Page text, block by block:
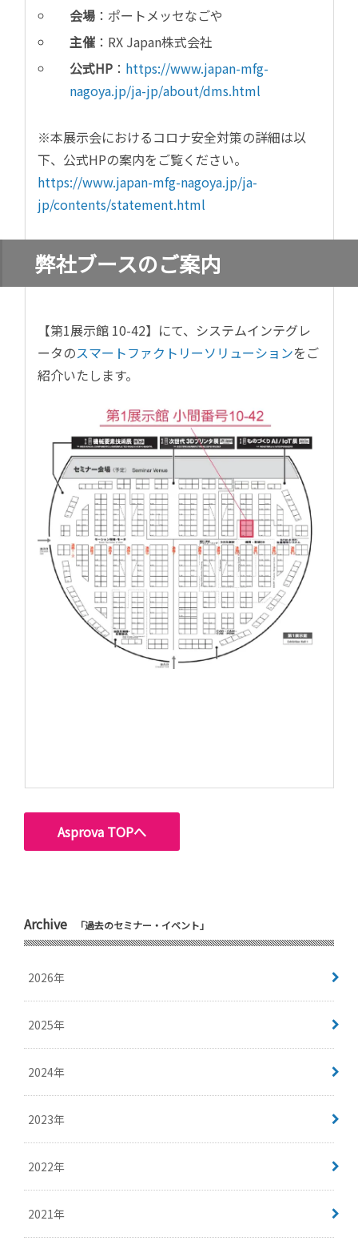
会場 ：ポートメッセなごや
主催 ：RX Japan株式会社
公式HP ： https://www.japan-mfg-
nagoya.jp/ja-jp/about/dms.html
※本展示会におけるコロナ安全対策の詳細は以
下、公式HPの案内をご覧ください。
https://www.japan-mfg-nagoya.jp/ja-
jp/contents/statement.html
弊社ブースのご案内
【第1展示館 10-42】にて、 システムインテグレ
ータのスマートファクトリーソリューションをご
紹介いたします。
Asprova TOPへ
Archive 「過去のセミナー・イベント」
2026年
2025年
2024年
2023年
2022年
2021年